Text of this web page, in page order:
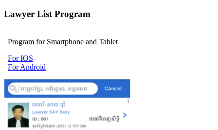
Lawyer List Program
Program for Smartphone and Tablet
For IOS
For Android